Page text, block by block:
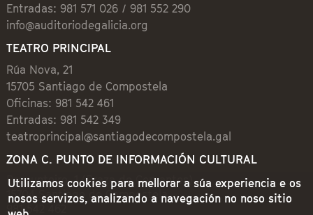
Entradas: 981 571 026 / 981 552 290
info@auditoriodegalicia.org
TEATRO PRINCIPAL
Rúa Nova, 21
15705 Santiago de Compostela
Oficinas: 981 542 461
Entradas: 981 542 349
teatroprincipal@santiagodecompostela.gal
ZONA C. PUNTO DE INFORMACIÓN CULTURAL
Preguntoiro, 1 (Praza de Cervantes)
15704 Santiago de Compostela
981 542 462
Utilizamos cookies para mellorar a súa experiencia e os
nosos servizos, analizando a navegación no noso sitio